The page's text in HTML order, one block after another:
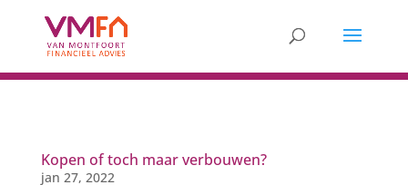
Kopen of toch maar verbouwen?
jan 27, 2022